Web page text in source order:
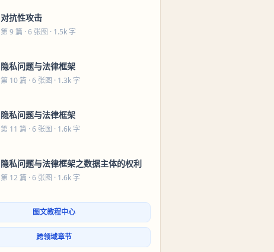
对抗性攻击
第 9 篇 · 6 张图 · 1.5k 字
隐私问题与法律框架
第 10 篇 · 6 张图 · 1.3k 字
隐私问题与法律框架
第 11 篇 · 6 张图 · 1.6k 字
隐私问题与法律框架之数据主体的权利
第 12 篇 · 6 张图 · 1.6k 字
图文教程中心
跨领域章节